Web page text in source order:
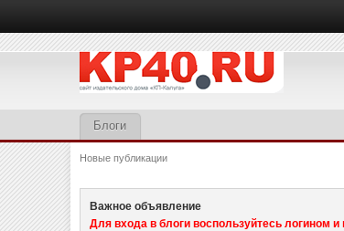
Блоги
Новые публикации
Важное объявление
Для входа в блоги воспользуйтесь логином